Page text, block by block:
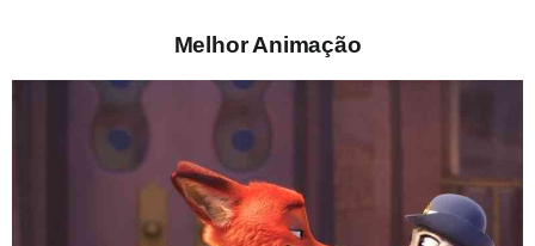
Melhor Animação